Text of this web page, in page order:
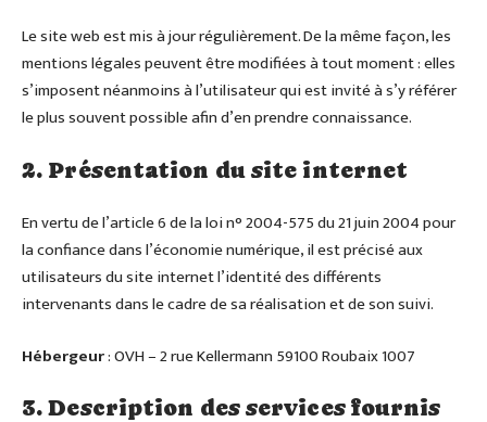
Le site web est mis à jour régulièrement. De la même façon, les
mentions légales peuvent être modifiées à tout moment : elles
s’imposent néanmoins à l’utilisateur qui est invité à s’y référer
le plus souvent possible afin d’en prendre connaissance.
2. Présentation du site internet
En vertu de l’article 6 de la loi n° 2004-575 du 21 juin 2004 pour
la confiance dans l’économie numérique, il est précisé aux
utilisateurs du site internet l’identité des différents
intervenants dans le cadre de sa réalisation et de son suivi.
Hébergeur: OVH – 2 rue Kellermann 59100 Roubaix 1007
3. Description des services fournis